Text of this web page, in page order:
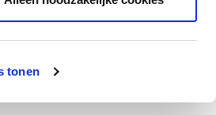
tonen